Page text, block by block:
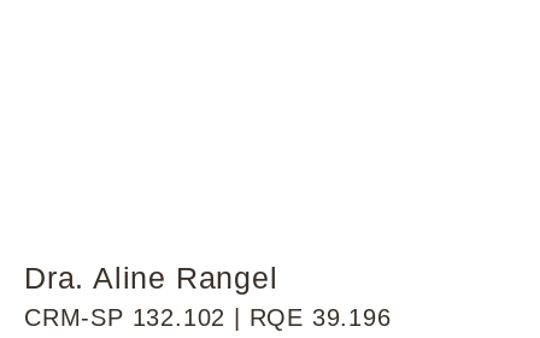
Dra. Aline Rangel
CRM-SP 132.102 | RQE 39.196